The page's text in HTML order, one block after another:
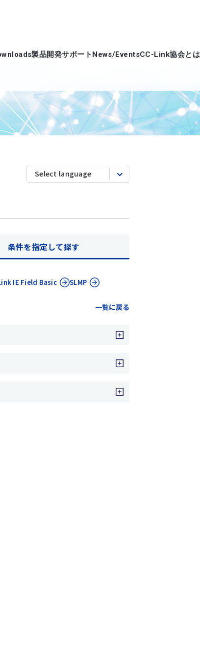
製品開発サポート News/EventsCC-Link協会とは
条件を指定して探す
IE Field Basic SLMP
一覧に戻る